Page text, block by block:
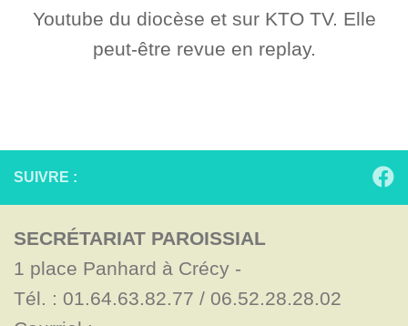
Youtube du diocèse et sur KTO TV. Elle
peut-être revue en replay.
SUIVRE :
SECRÉTARIAT PAROISSIAL
1 place Panhard à Crécy -
Tél. : 01.64.63.82.77 / 06.52.28.28.02